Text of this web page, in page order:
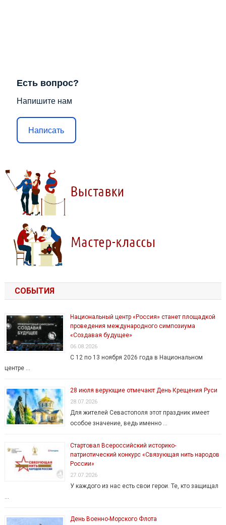
Есть вопрос?
Напишите нам
Написать
СОБЫТИЯ
Национальный центр «Россия» станет площадкой
проведения международного симпозиума
«Создавая будущее»
06.08.2026
С 12 по 13 ноября 2026 года в Национальном
центре …
28 июля верующие отмечают День Крещения Руси
28.07.2026
Для жителей Севастополя этот праздник имеет
особое значение, ведь именно …
Стартовал Всероссийский историко-
патриотический конкурс «Связующая нить народов
России»
27.07.2026
У каждого из нас есть свои герои. Те, кто защищал
…
День Военно-Морского Флота